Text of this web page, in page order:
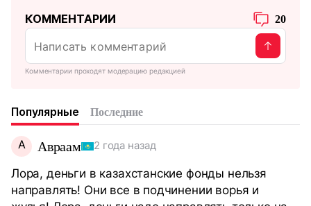
КОММЕНТАРИИ 20
Комментарии проходят модерацию редакцией
Популярные Последние
А Авраам 2 года назад
Лора, деньги в казахстанские фонды нельзя
направлять! Они все в подчинении ворья и